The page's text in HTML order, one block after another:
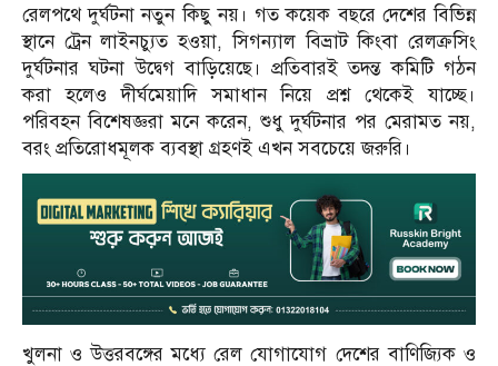
রেলপথে দুর্ঘটনা নতুন কিছু নয়। গত কয়েক বছরে দেশের বিভিন্ন
স্থানে ট্রেন লাইনচ্যুত হওয়া, সিগন্যাল বিভ্রাট কিংবা রেলক্রসিং
দুর্ঘটনার ঘটনা উদ্বেগ বাড়িয়েছে। প্রতিবারই তদন্ত কমিটি গঠন
করা হলেও দীর্ঘমেয়াদি সমাধান নিয়ে প্রশ্ন থেকেই যাচ্ছে।
পরিবহন বিশেষজ্ঞরা মনে করেন, শুধু দুর্ঘটনার পর মেরামত নয়,
বরং প্রতিরোধমূলক ব্যবস্থা গ্রহণই এখন সবচেয়ে জরুরি।
খুলনা ও উত্তরবঙ্গের মধ্যে রেল যোগাযোগ দেশের বাণিজ্যিক ও